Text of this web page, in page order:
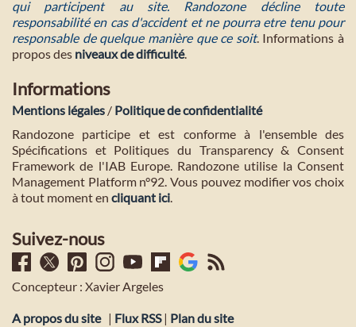
qui participent au site. Randozone décline toute
responsabilité en cas d'accident et ne pourra etre tenu pour
responsable de quelque manière que ce soit. Informations à
propos des niveaux de difficulté.
Informations
Mentions légales / Politique de confidentialité
Randozone participe et est conforme à l'ensemble des
Spécifications et Politiques du Transparency & Consent
Framework de l'IAB Europe. Randozone utilise la Consent
Management Platform n°92. Vous pouvez modifier vos choix
à tout moment en cliquant ici
Suivez-nous
Concepteur : Xavier Argeles
A propos du site | Flux RSS| Plan du site